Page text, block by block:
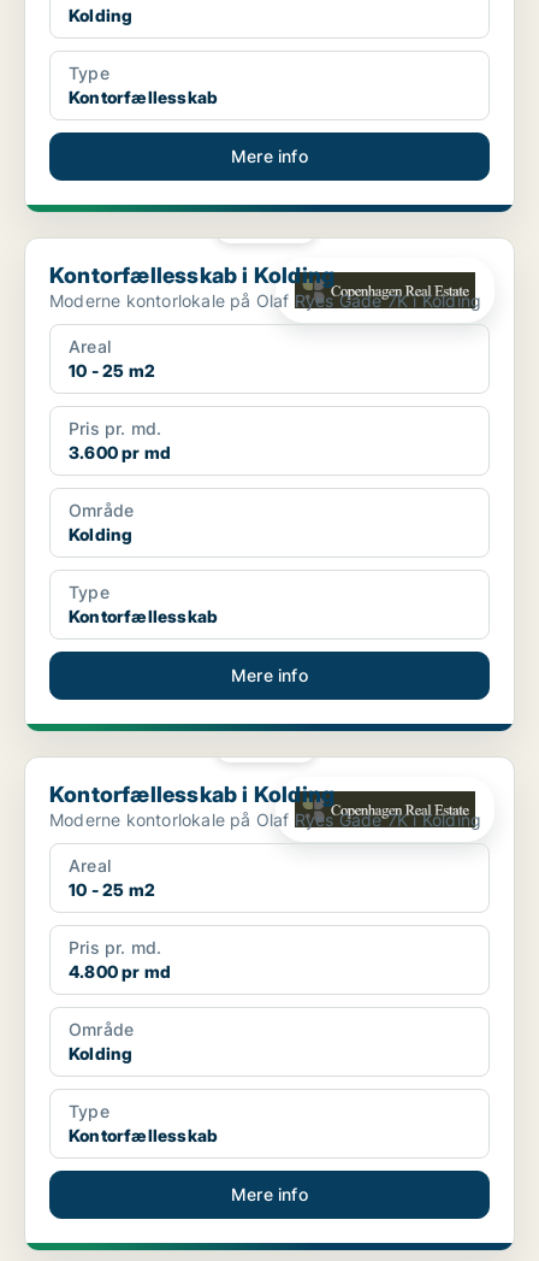
Kolding
Type
Kontorfællesskab
Mere info
Kontorfællesskab i Kolding
Kontorfællesskab i Kolding
Moderne kontorlokale på Olaf Ryes Gade 7K i Kolding
Areal
10 - 25 m2
Pris pr. md.
3.600 pr md
Område
Kolding
Type
Kontorfællesskab
Mere info
Kontorfællesskab i Kolding
Kontorfællesskab i Kolding
Moderne kontorlokale på Olaf Ryes Gade 7K i Kolding
Areal
10 - 25 m2
Pris pr. md.
4.800 pr md
Område
Kolding
Type
Kontorfællesskab
Mere info